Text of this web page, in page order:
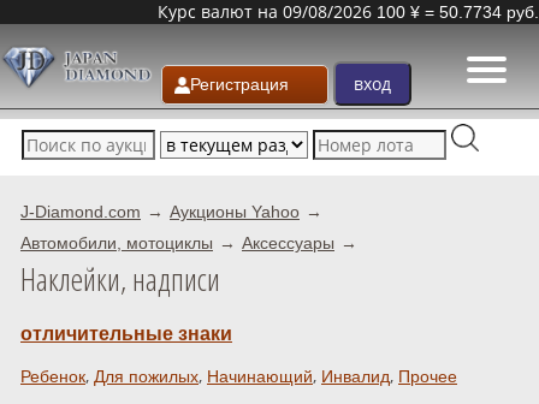
Курс валют на 09/08/2026 100 ¥ = 50.7734 руб.
Регистрация
J-Diamond.com
Аукционы Yahoo
Автомобили, мотоциклы
Аксессуары
Наклейки, надписи
отличительные знаки
Ребенок, Для пожилых, Начинающий, Инвалид, Прочее